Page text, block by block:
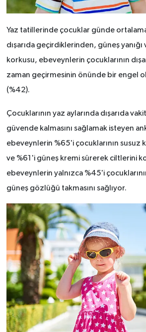
Yaz tatillerinde çocuklar günde
dışarıda geçirdiklerinden, güneş yanığı
korkusu, ebeveynlerin çocuklarının
zaman geçirmesinin önünde bir engel
(%42).
Çocuklarının yaz aylarında dışarıda
güvende kalmasını sağlamak isteyen
ebeveynlerin %65'i çocuklarının susuz
ve %61'i güneş kremi sürerek ciltlerini
ebeveynlerin yalnızca %45'i
güneş gözlüğü takmasını sağlıyor.